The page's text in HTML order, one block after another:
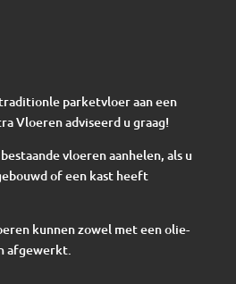
parketvloer aan een
Vloeren adviseerd u graag!
vloeren aanhelen, als u
of een kast heeft
kunnen zowel met een olie-
afgewerkt.